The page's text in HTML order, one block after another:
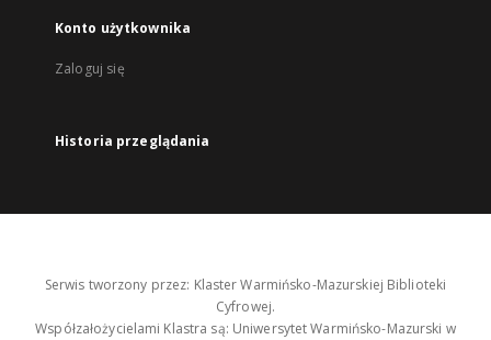
Konto użytkownika
Zaloguj się
Historia przeglądania
Serwis tworzony przez: Klaster Warmińsko-Mazurskiej Biblioteki
Cyfrowej.
Współzałożycielami Klastra są: Uniwersytet Warmińsko-Mazurski w